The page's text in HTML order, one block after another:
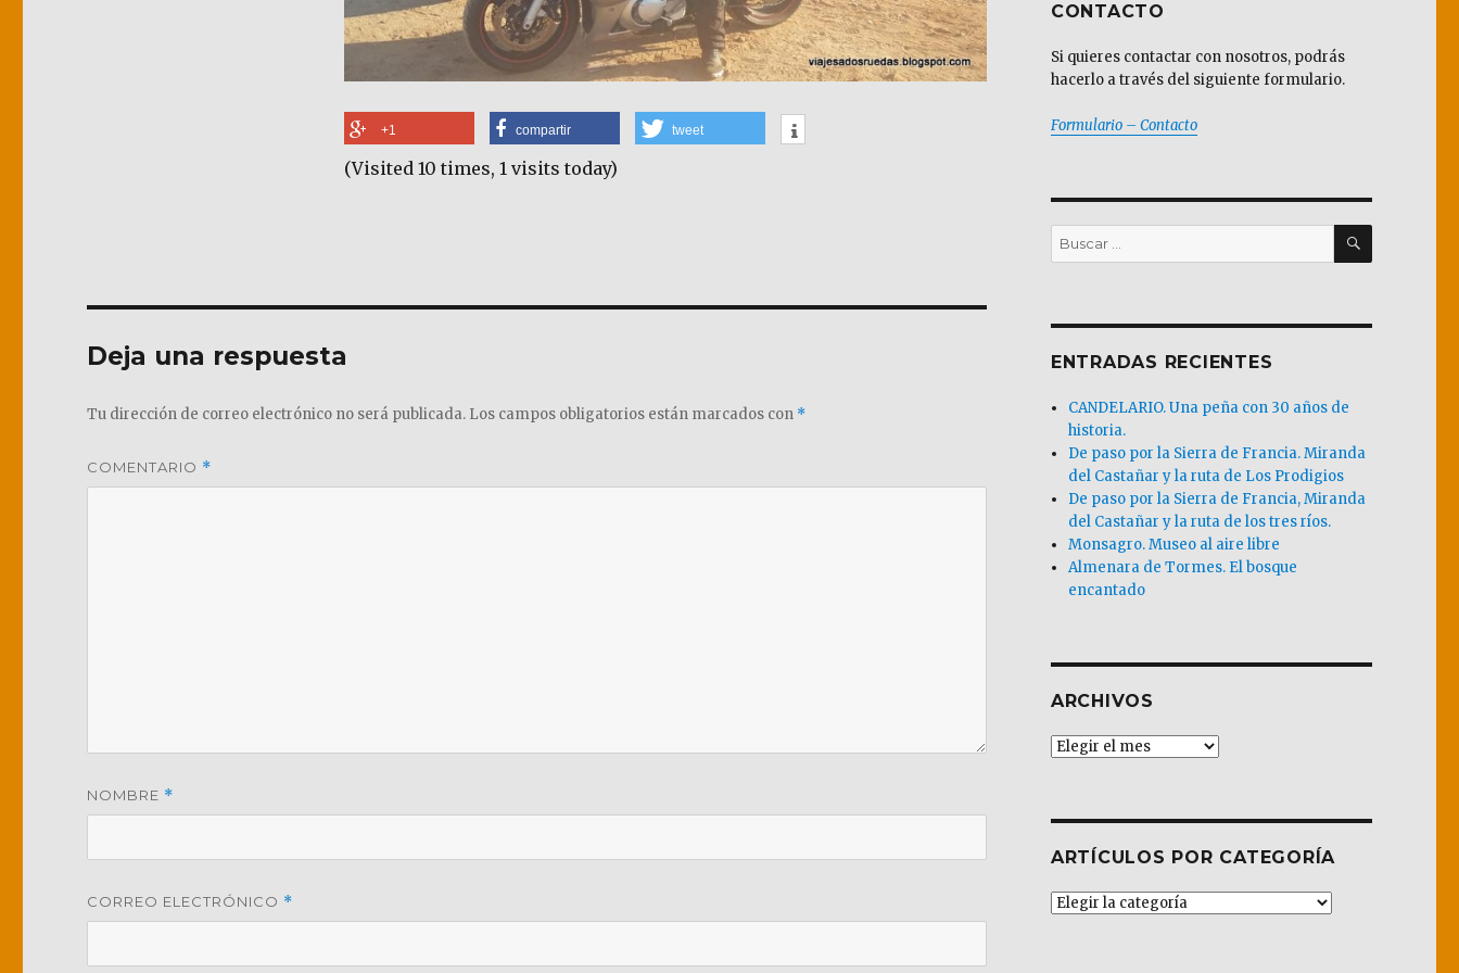
+1 compartir tweet
(Visited 10 times, 1 visits today)
Deja una respuesta
Tu dirección de correo electrónico no será publicada. Los campos obligatorios están marcados con *
COMENTARIO *
NOMBRE *
CORREO ELECTRÓNICO *
CONTACTO
Si quieres contactar con nosotros, podrás
hacerlo a través del siguiente formulario.
Formulario – Contacto
Buscar
por:
BUSCAR
ENTRADAS RECIENTES
CANDELARIO. Una peña con 30 años de
historia.
De paso por la Sierra de Francia. Miranda
del Castañar y la ruta de Los Prodigios
De paso por la Sierra de Francia, Miranda
del Castañar y la ruta de los tres ríos.
Monsagro. Museo al aire libre
Almenara de Tormes. El bosque
encantado
ARCHIVOS
Archivos
ARTÍCULOS POR CATEGORÍA
Artículos